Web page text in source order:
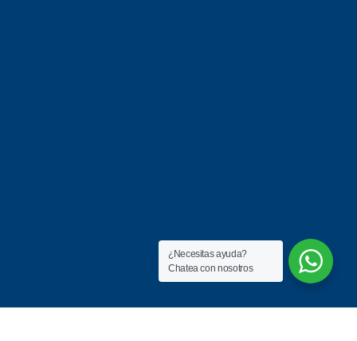
¿Necesitas ayuda?
Chatea con nosotros